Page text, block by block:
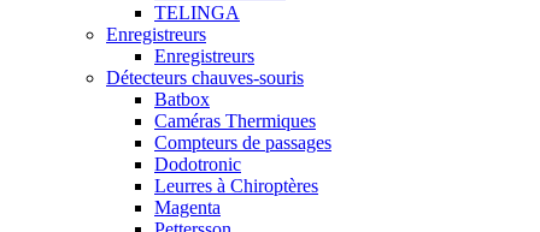
TELINGA
Enregistreurs
Enregistreurs
Détecteurs chauves-souris
Batbox
Caméras Thermiques
Compteurs de passages
Dodotronic
Leurres à Chiroptères
Magenta